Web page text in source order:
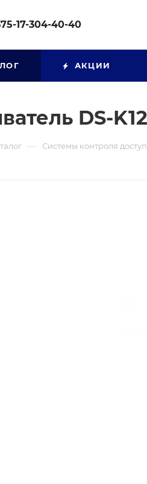
17-304-40-40
АКЦИИ
DS-
— Системы контроля